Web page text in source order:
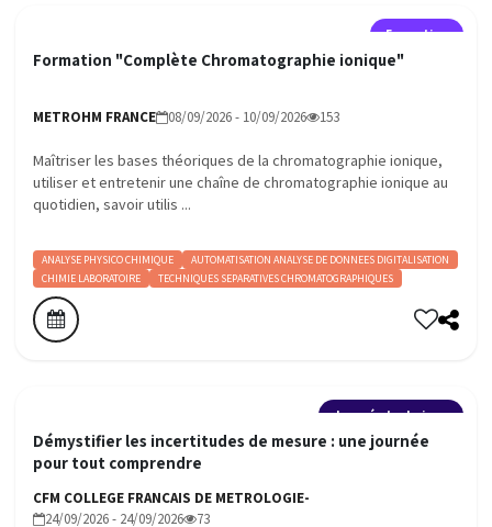
Formation
Formation "Complète Chromatographie ionique"
METROHM FRANCE 08/09/2026 - 10/09/2026 153
Maîtriser les bases théoriques de la chromatographie ionique,
utiliser et entretenir une chaîne de chromatographie ionique au
quotidien, savoir utilis ...
ANALYSE PHYSICO CHIMIQUE
AUTOMATISATION ANALYSE DE DONNEES DIGITALISATION
CHIMIE LABORATOIRE
TECHNIQUES SEPARATIVES CHROMATOGRAPHIQUES
Journée technique
Démystifier les incertitudes de mesure : une journée
pour tout comprendre
CFM COLLEGE FRANCAIS DE METROLOGIE-
24/09/2026 - 24/09/2026
73